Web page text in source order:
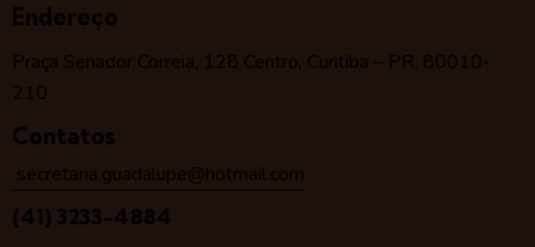
Endereço
Praça Senador Correia, 128 Centro, Curitiba – PR, 80010-
210
Contatos
secretaria.guadalupe@hotmail.com
(41) 3233-4884